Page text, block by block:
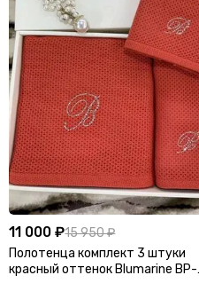
11 000 ₽15 950 ₽
Полотенца комплект 3 штуки
красный оттенок Blumarine BP-